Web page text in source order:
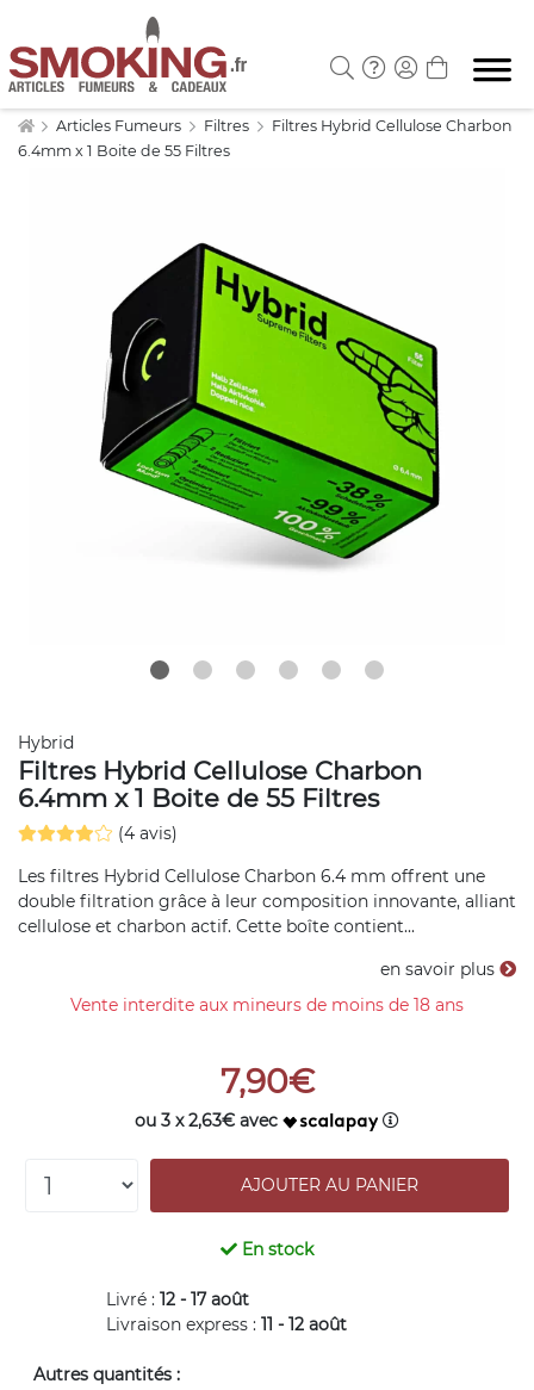
Articles Fumeurs Filtres
Filtres Hybrid Cellulose Charbon
6.4mm x 1 Boite de 55 Filtres
Hybrid
Filtres Hybrid Cellulose Charbon
6.4mm x 1 Boite de 55 Filtres
(4 avis)
Les filtres Hybrid Cellulose Charbon 6.4 mm offrent une
double filtration grâce à leur composition innovante, alliant
cellulose et charbon actif. Cette boîte contient...
en savoir plus
Vente interdite aux mineurs de moins de 18 ans
7,90€
ou 3 x 2,63€ avec
En stock
Livré : 12 - 17 août
Livraison express : 11 - 12 août
Autres quantités :